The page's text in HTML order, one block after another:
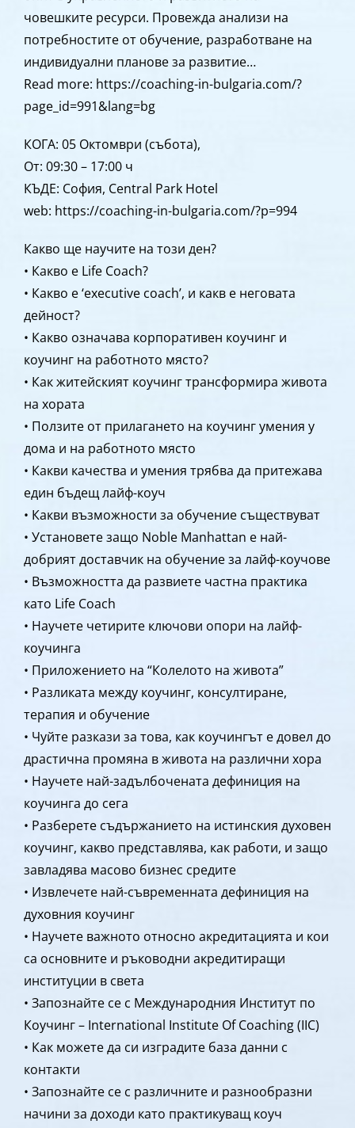
човешките ресурси. Провежда анализи на
потребностите от обучение, разработване на
индивидуални планове за развитие…
Read more: https://coaching-in-bulgaria.com/?
page_id=991&lang=bg
КОГА: 05 Октомври (събота),
От: 09:30 – 17:00 ч
КЪДЕ: София, Central Park Hotel
web: https://coaching-in-bulgaria.com/?p=994
Какво ще научите на този ден?
• Какво е Life Coach?
• Какво е ‘executive coach’, и какв е неговата
дейност?
• Какво означава корпоративен коучинг и
коучинг на работното място?
• Как житейският коучинг трансформира живота
на хората
• Ползите от прилагането на коучинг умения у
дома и на работното място
• Какви качества и умения трябва да притежава
един бъдещ лайф-коуч
• Какви възможности за обучение съществуват
• Установете защо Noble Manhattan е най-
добрият доставчик на обучение за лайф-коучове
• Възможността да развиете частна практика
като Life Coach
• Научете четирите ключови опори на лайф-
коучинга
• Приложението на “Колелото на живота”
• Разликата между коучинг, консултиране,
терапия и обучение
• Чуйте разкази за това, как коучингът е довел до
драстична промяна в живота на различни хора
• Научете най-задълбочената дефиниция на
коучинга до сега
• Разберете съдържанието на истинския духовен
коучинг, какво представлява, как работи, и защо
завладява масово бизнес средите
• Извлечете най-съвременната дефиниция на
духовния коучинг
• Научете важното относно акредитацията и кои
са основните и ръководни акредитиращи
институции в света
• Запознайте се с Международния Институт по
Коучинг – International Institute Of Coaching (IIC)
• Как можете да си изградите база данни с
контакти
• Запознайте се с различните и разнообразни
начини за доходи като практикуващ коуч